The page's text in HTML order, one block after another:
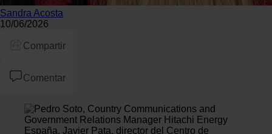
Sandra Acosta
10/06/2026
Compartir
Comentar